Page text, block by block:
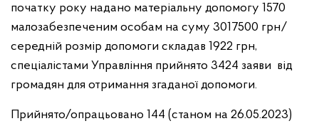
початку року надано матеріальну допомогу 1570
малозабезпеченим особам на суму 3017500 грн/
середній розмір допомоги складав 1922 грн,
спеціалістами Управління прийнято 3424 заяви від
громадян для отримання згаданої допомоги.
Прийнято/опрацьовано 144 (станом на 26.05.2023)